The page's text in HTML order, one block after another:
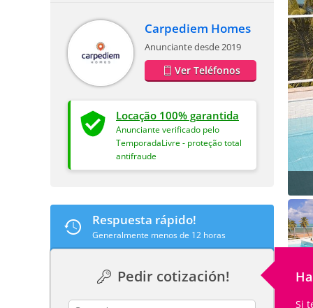
Carpediem Homes
Anunciante desde 2019
Ver Teléfonos
Locação 100% garantida
Anunciante verificado pelo
TemporadaLivre - proteção total
antifraude
Respuesta rápido!
Generalmente menos de 12 horas
Pedir cotización!
Si